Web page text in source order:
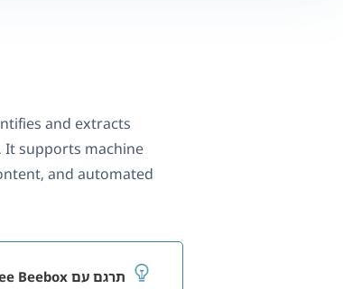
and extracts
It supports machine
and automated
תרגם עם Wordbee Beebox ו- WPML